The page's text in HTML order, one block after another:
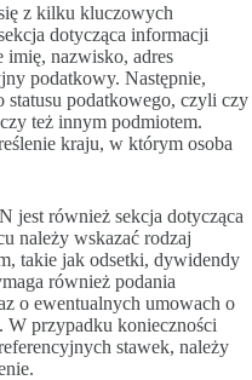
z kilku kluczowych
dotycząca informacji
imię, nazwisko, adres
podatkowy. Następnie,
statusu podatkowego, czyli czy
też innym podmiotem.
kraju, w którym osoba
jest również sekcja dotycząca
należy wskazać rodzaj
takie jak odsetki, dywidendy
również podania
o ewentualnych umowach o
przypadku konieczności
stawek, należy